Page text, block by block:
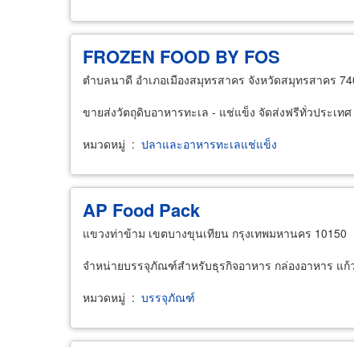
FROZEN FOOD BY FOS
ตำบลนาดี อำเภอเมืองสมุทรสาคร จังหวัดสมุทรสาคร
ขายส่งวัตถุดิบอาหารทะเล - แช่แข็ง จัดส่งฟรีทั่วประเทศ
หมวดหมู่ : ปลาและอาหารทะเลแช่แข็ง
AP Food Pack
แขวงท่าข้าม เขตบางขุนเทียน กรุงเทพมหานคร 10150
จำหน่ายบรรจุภัณฑ์สำหรับธุรกิจอาหาร กล่องอาหาร แก้
หมวดหมู่ : บรรจุภัณฑ์